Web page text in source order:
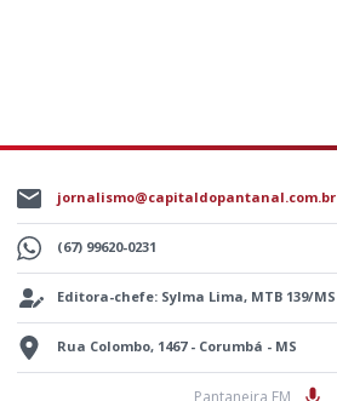
jornalismo@capitaldopantanal.com.br
(67) 99620-0231
Editora-chefe: Sylma Lima, MTB 139/MS
Rua Colombo, 1467 - Corumbá - MS